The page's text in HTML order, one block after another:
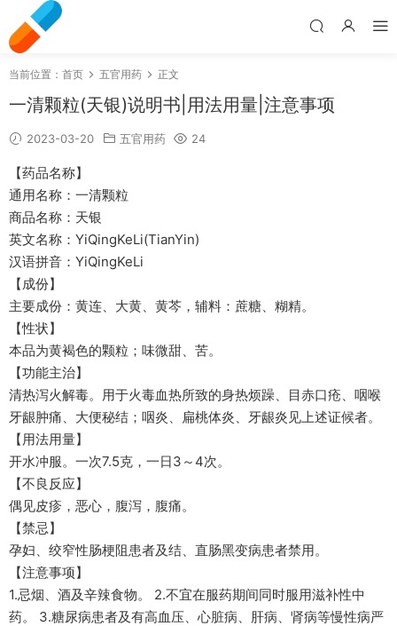
当前位置： 首页 五官用药 正文
一清颗粒(天银)说明书|用法用量|注意事项
2023-03-20 五官用药 24
【药品名称】
通用名称：一清颗粒
商品名称：天银
英文名称：YiQingKeLi(TianYin)
汉语拼音：YiQingKeLi
【成份】
主要成份：黄连、大黄、黄芩，辅料：蔗糖、糊精。
【性状】
本品为黄褐色的颗粒；味微甜、苦。
【功能主治】
清热泻火解毒。用于火毒血热所致的身热烦躁、目赤口疮、咽喉
牙龈肿痛、大便秘结；咽炎、扁桃体炎、牙龈炎见上述证候者。
【用法用量】
开水冲服。一次7.5克，一日3～4次。
【不良反应】
偶见皮疹，恶心，腹泻，腹痛。
【禁忌】
孕妇、绞窄性肠梗阻患者及结、直肠黑变病患者禁用。
【注意事项】
1.忌烟、酒及辛辣食物。 2.不宜在服药期间同时服用滋补性中
药。 3.糖尿病患者及有高血压、心脏病、肝病、肾病等慢性病严